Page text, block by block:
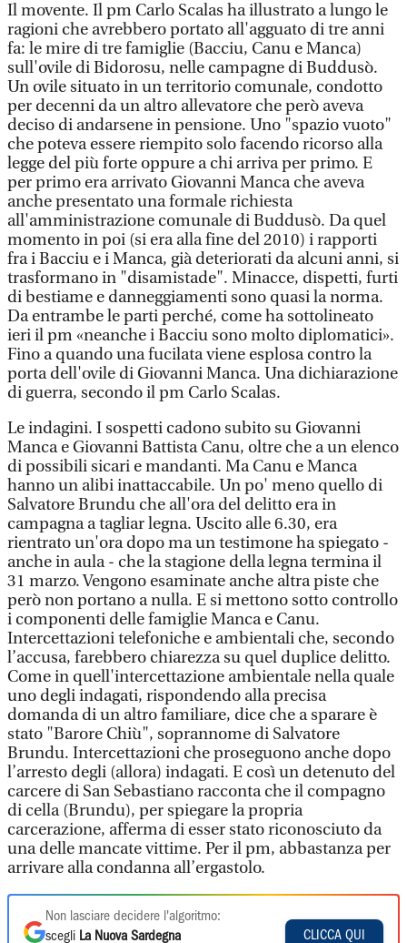
Il movente. Il pm Carlo Scalas ha illustrato a lungo le
ragioni che avrebbero portato all'agguato di tre anni
fa: le mire di tre famiglie (Bacciu, Canu e Manca)
sull'ovile di Bidorosu, nelle campagne di Buddusò.
Un ovile situato in un territorio comunale, condotto
per decenni da un altro allevatore che però aveva
deciso di andarsene in pensione. Uno "spazio vuoto"
che poteva essere riempito solo facendo ricorso alla
legge del più forte oppure a chi arriva per primo. E
per primo era arrivato Giovanni Manca che aveva
anche presentato una formale richiesta
all'amministrazione comunale di Buddusò. Da quel
momento in poi (si era alla fine del 2010) i rapporti
fra i Bacciu e i Manca, già deteriorati da alcuni anni, si
trasformano in "disamistade". Minacce, dispetti, furti
di bestiame e danneggiamenti sono quasi la norma.
Da entrambe le parti perché, come ha sottolineato
ieri il pm «neanche i Bacciu sono molto diplomatici».
Fino a quando una fucilata viene esplosa contro la
porta dell'ovile di Giovanni Manca. Una dichiarazione
di guerra, secondo il pm Carlo Scalas.
Le indagini. I sospetti cadono subito su Giovanni
Manca e Giovanni Battista Canu, oltre che a un elenco
di possibili sicari e mandanti. Ma Canu e Manca
hanno un alibi inattaccabile. Un po' meno quello di
Salvatore Brundu che all'ora del delitto era in
campagna a tagliar legna. Uscito alle 6.30, era
rientrato un'ora dopo ma un testimone ha spiegato -
anche in aula - che la stagione della legna termina il
31 marzo. Vengono esaminate anche altra piste che
però non portano a nulla. E si mettono sotto controllo
i componenti delle famiglie Manca e Canu.
Intercettazioni telefoniche e ambientali che, secondo
l’accusa, farebbero chiarezza su quel duplice delitto.
Come in quell'intercettazione ambientale nella quale
uno degli indagati, rispondendo alla precisa
domanda di un altro familiare, dice che a sparare è
stato "Barore Chiù", soprannome di Salvatore
Brundu. Intercettazioni che proseguono anche dopo
l’arresto degli (allora) indagati. E così un detenuto del
carcere di San Sebastiano racconta che il compagno
di cella (Brundu), per spiegare la propria
carcerazione, afferma di esser stato riconosciuto da
una delle mancate vittime. Per il pm, abbastanza per
arrivare alla condanna all’ergastolo.
Non lasciare decidere l'algoritmo:
scegli La Nuova Sardegna CLICCA QUI